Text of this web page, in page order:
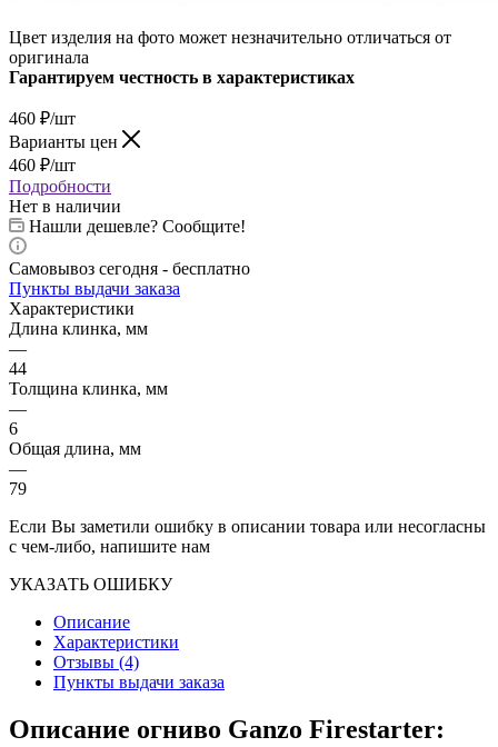
Цвет изделия на фото может незначительно отличаться от
оригинала
Гарантируем честность в характеристиках
460 ₽/шт
Варианты цен
460 ₽/шт
Подробности
Нет в наличии
Нашли дешевле? Сообщите!
Самовывоз сегодня - бесплатно
Пункты выдачи заказа
Характеристики
Длина клинка, мм
—
44
Толщина клинка, мм
—
6
Общая длина, мм
—
79
Если Вы заметили ошибку в описании товара или несогласны
с чем-либо, напишите нам
УКАЗАТЬ ОШИБКУ
Описание
Характеристики
Отзывы (4)
Пункты выдачи заказа
Описание огниво Ganzo Firestarter: